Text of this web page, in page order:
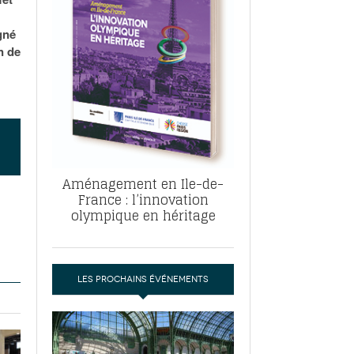
pour
2026
ABF, ZAC : F. Vauglin détaille sa
l’urbanisme parisien- 17
de la tech et de la finance
marché de la location de luxe-
de
Aménagement en Ile-de-
France : l’innovation
olympique en héritage
LES PROCHAINS ÉVÉNEMENTS